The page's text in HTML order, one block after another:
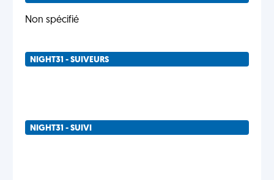
Non spécifié
NIGHT31 - SUIVEURS
NIGHT31 - SUIVI